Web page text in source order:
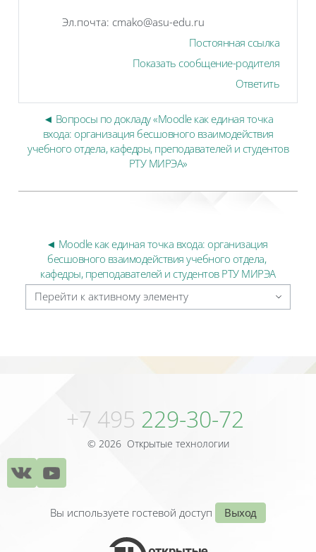
Эл.почта: cmako@asu-edu.ru
Постоянная ссылка
Показать сообщение-родителя
Ответить
◄ Вопросы по докладу «Moodle как единая точка
входа: организация бесшовного взаимодействия
учебного отдела, кафедры, преподавателей и студентов
РТУ МИРЭА»
◄ Moodle как единая точка входа: организация
бесшовного взаимодействия учебного отдела,
кафедры, преподавателей и студентов РТУ МИРЭА
Перейти к активному элементу
+7 495 229-30-72
© 2026 Открытые технологии
Вы используете гостевой доступ Выход